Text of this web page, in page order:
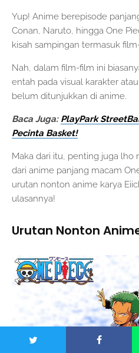
Yup! Anime berepisode
Conan, Naruto, hingga One
kisah sampingan termasuk
Nah, dalam film-film ini
entah pada visual karakter
belum ditunjukkan di anime.
Baca Juga: PlayPark
Pecinta Basket!
Maka dari itu, penting juga lho
dari anime panjang macam
urutan nonton anime karya
ulasannya!
Urutan Nonton